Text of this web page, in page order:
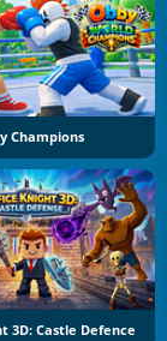
Champions
3D: Castle Defence